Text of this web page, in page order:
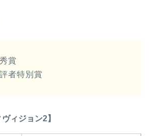
賞
者特別賞
ィジョン2】